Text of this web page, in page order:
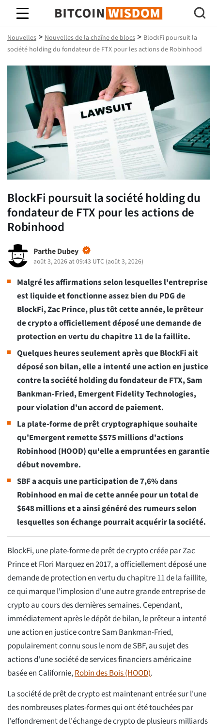
Bitcoin Sagesse
Nouvelles > Nouvelles de la chaîne de blocs > BlockFi poursuit la
société holding du fondateur de FTX pour les actions de Robinhood
BlockFi poursuit la société holding du
fondateur de FTX pour les actions de
Robinhood
Parthe Dubey
août 3, 2026 at 09:43 UTC (août 3, 2026)
Malgré les affirmations selon lesquelles l'entreprise
est liquide et fonctionne assez bien du PDG de
BlockFi, Zac Prince, plus tôt cette année, le prêteur
de crypto a officiellement déposé une demande de
protection en vertu du chapitre 11 de la faillite.
Quelques heures seulement après que BlockFi ait
déposé son bilan, elle a intenté une action en justice
contre la société holding du fondateur de FTX, Sam
Bankman-Fried, Emergent Fidelity Technologies,
pour violation d'un accord de paiement.
La plate-forme de prêt cryptographique souhaite
qu'Emergent remette $575 millions d'actions
Robinhood (HOOD) qu'elle a empruntées en garantie
début novembre.
SBF a acquis une participation de 7,6% dans
Robinhood en mai de cette année pour un total de
$648 millions et a ainsi généré des rumeurs selon
lesquelles son échange pourrait acquérir la société.
BlockFi, une plate-forme de prêt de crypto créée par Zac
Prince et Flori Marquez en 2017, a officiellement déposé une
demande de protection en vertu du chapitre 11 de la faillite,
ce qui marque l'implosion d'une autre grande entreprise de
crypto au cours des dernières semaines. Cependant,
immédiatement après le dépôt de bilan, le prêteur a intenté
une action en justice contre Sam Bankman-Fried,
populairement connu sous le nom de SBF, au sujet des
actions d'une société de services financiers américaine
basée en Californie,Robin des Bois (HOOD).
La société de prêt de crypto est maintenant entrée sur l'une
des nombreuses plates-formes qui ont été touchées par
l'effondrement de l'échange de crypto de plusieurs milliards